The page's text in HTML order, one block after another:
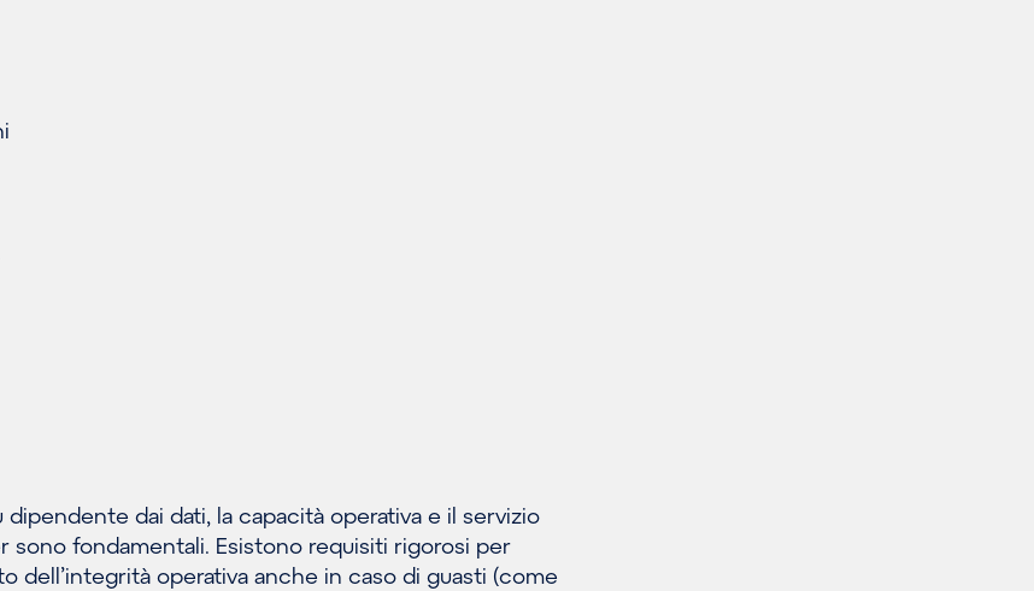
dai dati, la capacità operativa e il servizio
sono fondamentali. Esistono requisiti rigorosi per
dell’integrità operativa anche in caso di guasti (come